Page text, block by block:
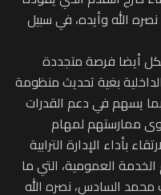
الله وأيده، في سبيل
أيضا فرصة متجددة
بغية تحديث منظومة
يسهم في دعم القدرات
ممارستهم لمهام
بأداء الإدارة الترابية
العمومية، التي ما
محمد السادس، نصره الله